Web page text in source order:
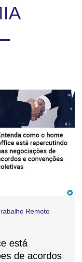
Remoto
está
de acordos